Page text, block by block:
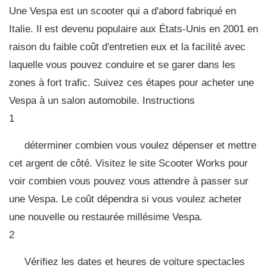
Une Vespa est un scooter qui a d'abord fabriqué en
Italie. Il est devenu populaire aux États-Unis en 2001 en
raison du faible coût d'entretien eux et la facilité avec
laquelle vous pouvez conduire et se garer dans les
zones à fort trafic. Suivez ces étapes pour acheter une
Vespa à un salon automobile. Instructions
1
déterminer combien vous voulez dépenser et mettre
cet argent de côté. Visitez le site Scooter Works pour
voir combien vous pouvez vous attendre à passer sur
une Vespa. Le coût dépendra si vous voulez acheter
une nouvelle ou restaurée millésime Vespa.
2
Vérifiez les dates et heures de voiture spectacles